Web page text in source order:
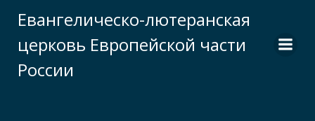
к
содержимому
Евангелическо-лютеранская
церковь Европейской части
России